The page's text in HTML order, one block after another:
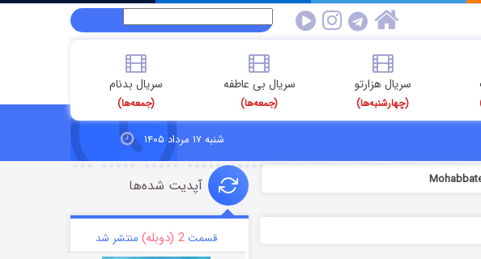
سریال هزارتو
(چهارشنبه‌ها)
سریال بی عاطفه
(جمعه‌ها)
سریال بدنام
(جمعه‌ها)
شنبه ۱۷ مرداد ۱۴۰۵
آپدیت شده‌ها
قسمت2 (دوبله) منتشر شد